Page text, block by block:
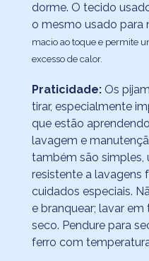
dorme. O tecido
o mesmo usado para
macio ao toque e permite
excesso de calor.
Praticidade:Os
tirar, especialmente
que estão
lavagem e
também são simples,
resistente a lavagens
cuidados especiais.
e branquear; lavar
seco. Pendure para
ferro com temperatura